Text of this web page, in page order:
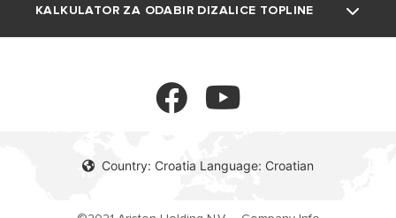
Country: Croatia Language: Croatian
Klima uređaji
Termoregulacija
Tehnička dokumentacija
KALKULATOR ZA ODABIR DIZALICE TOPLINE